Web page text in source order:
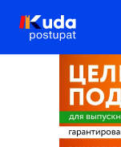
Логин
Назад